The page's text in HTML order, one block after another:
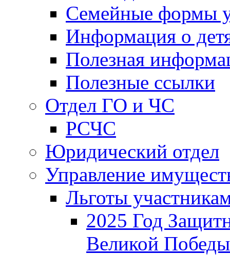
Семейные формы
Информация о
Полезная
Полезные ссылки
Отдел ГО и ЧС
РСЧС
Юридический отдел
Управление
Льготы
2025 Год
Великой Победы